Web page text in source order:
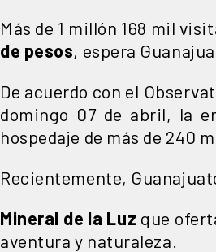
Más de 1 millón 168 mil
de pesos, espera
De acuerdo con el
domingo 07 de abril, la
hospedaje de más de 240
Recientemente,
Mineral de la Luz que
aventura y naturaleza.